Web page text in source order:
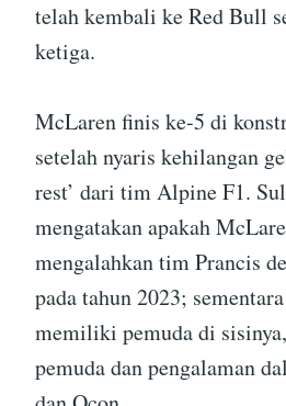
telah kembali ke Red Bull
ketiga.
McLaren finis ke-5 di
setelah nyaris kehilangan
rest’ dari tim Alpine F1.
mengatakan apakah
mengalahkan tim Prancis
pada tahun 2023;
memiliki pemuda di
pemuda dan pengalaman